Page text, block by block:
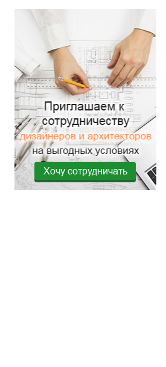
Хочу сотрудничать